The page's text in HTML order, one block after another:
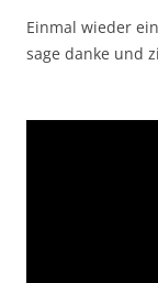
Einmal wieder
sage danke und